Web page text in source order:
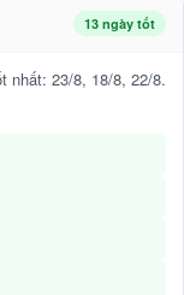
13 ngày tốt
nhất: 23/8, 18/8, 22/8.